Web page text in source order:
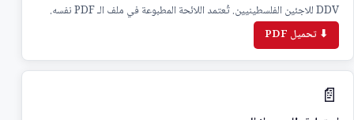
DDV للاجئين الفلسطينيين. تُعتمد اللائحة المطبوعة في ملف الـ PDF نفسه.
⬇ تحميل PDF
📄